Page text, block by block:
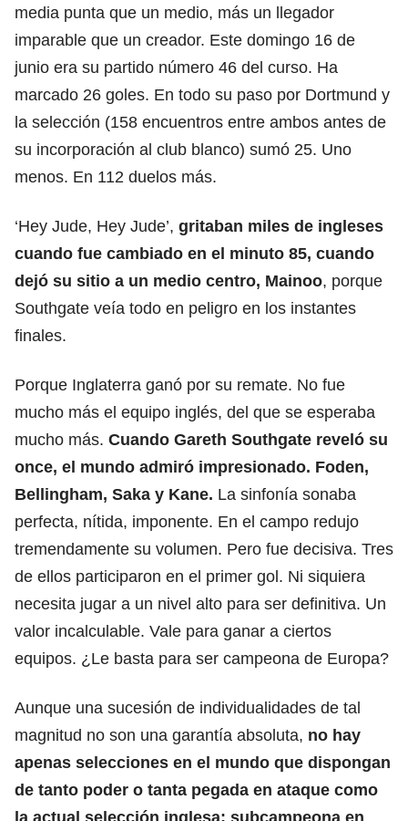
media punta que un medio, más un llegador
imparable que un creador. Este domingo 16 de
junio era su partido número 46 del curso. Ha
marcado 26 goles. En todo su paso por Dortmund y
la selección (158 encuentros entre ambos antes de
su incorporación al club blanco) sumó 25. Uno
menos. En 112 duelos más.
‘Hey Jude, Hey Jude’, gritaban miles de ingleses
cuando fue cambiado en el minuto 85, cuando
dejó su sitio a un medio centro, Mainoo, porque
Southgate veía todo en peligro en los instantes
finales.
Porque Inglaterra ganó por su remate. No fue
mucho más el equipo inglés, del que se esperaba
mucho más. Cuando Gareth Southgate reveló su
once, el mundo admiró impresionado. Foden,
Bellingham, Saka y Kane. La sinfonía sonaba
perfecta, nítida, imponente. En el campo redujo
tremendamente su volumen. Pero fue decisiva. Tres
de ellos participaron en el primer gol. Ni siquiera
necesita jugar a un nivel alto para ser definitiva. Un
valor incalculable. Vale para ganar a ciertos
equipos. ¿Le basta para ser campeona de Europa?
Aunque una sucesión de individualidades de tal
magnitud no son una garantía absoluta, no hay
apenas selecciones en el mundo que dispongan
de tanto poder o tanta pegada en ataque como
la actual selección inglesa; subcampeona en